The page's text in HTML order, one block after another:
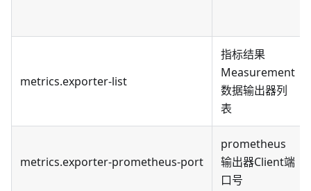
metrics.exporter-list
指标结果
Measurement
数据输出器列
表
metrics.exporter-prometheus-port
prometheus
输出器Client端
口号